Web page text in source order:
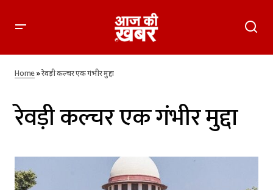
Home»रेवड़ी कल्चर एक गंभीर मुद्दा
रेवड़ी कल्चर एक गंभीर मुद्दा